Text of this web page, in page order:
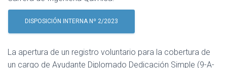
DISPOSICIÓN INTERNA Nº 2/2023
La apertura de un registro voluntario para la cobertura de
un cargo de Ayudante Diplomado Dedicación Simple (9-A-